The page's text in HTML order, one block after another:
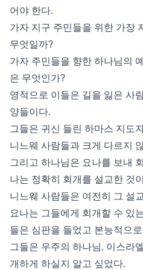
어야 한다.
가자 지구 주민들을 위한 가장
무엇일까?
가자 주민들을 향한 하나님의
은 무엇인가?
영적으로 이들은 길을 잃은 사
양들이다.
그들은 귀신 들린 하마스 지도
니느웨 사람들과 크게 다르지
그리고 하나님은 요나를 보내
나는 정확히 회개를 설교한 것
니느웨 사람들은 여전히 그 설
요나는 그들에게 회개할 수 있
들은 심판을 들었고 본능적으
그들은 우주의 하나님, 이스라
개하게 하실지 알고 싶었다.